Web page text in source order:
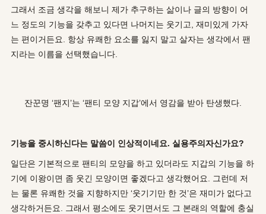
그래서 조금 생각을 해보니 제가 추구하는 삶이나 글의 방향이 어
느 정도의 기능을 갖추고 있다면 나머지는 웃기고, 재미있게 가자
는 편이거든요. 항상 유쾌한 요소를 잃지 말고 살자는 생각에서 팬
지라는 이름을 선택했습니다.
잔꾼명 ‘팬지’는 ‘팬티 모양 지갑’에서 영감을 받아 탄생했다.
기능을 중시하신다는 말씀이 인상적이네요. 실용주의자신가요?
일단은 기본적으로 팬티의 모양을 하고 있더라도 지갑의 기능을 하
기에 이왕이면 좀 웃긴 모양이면 좋겠다고 생각했어요. 그런데 저
는 물론 유쾌한 것을 지향하지만 ‘웃기기만 한 것’은 재미가 없다고
생각하거든요. 그래서 평소에도 웃기면서도 그 본래의 역할에 충실